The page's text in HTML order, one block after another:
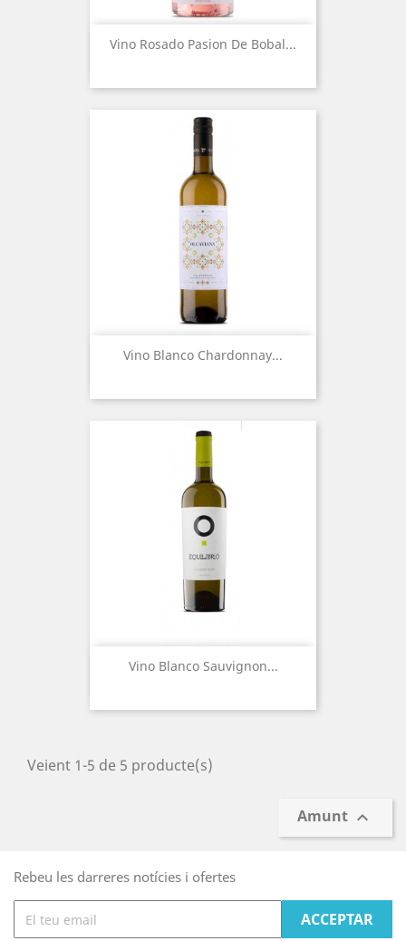
Vino Rosado Pasion De Bobal...
Vino Blanco Chardonnay...
Vino Blanco Sauvignon...
Veient 1-5 de 5 producte(s)
Amunt 
Rebeu les darreres notícies i ofertes